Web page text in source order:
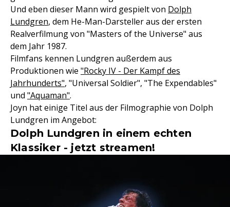
Und eben dieser Mann wird gespielt von Dolph
Lundgren, dem He-Man-Darsteller aus der ersten
Realverfilmung von "Masters of the Universe" aus
dem Jahr 1987.
Filmfans kennen Lundgren außerdem aus
Produktionen wie "Rocky IV - Der Kampf des
Jahrhunderts", "Universal Soldier", "The Expendables"
und "Aquaman".
Joyn hat einige Titel aus der Filmographie von Dolph
Lundgren im Angebot:
Dolph Lundgren in einem echten
Klassiker - jetzt streamen!